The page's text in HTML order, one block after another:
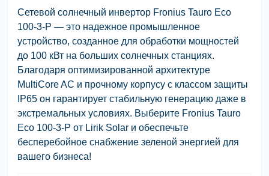
Сетевой солнечный инвертор Fronius Tauro Eco
100-3-P — это надежное промышленное
устройство, созданное для обработки мощностей
до 100 кВт на больших солнечных станциях.
Благодаря оптимизированной архитектуре
MultiCore AC и прочному корпусу с классом защиты
IP65 он гарантирует стабильную генерацию даже в
экстремальных условиях. Выберите Fronius Tauro
Eco 100-3-P от Lirik Solar и обеспечьте
бесперебойное снабжение зеленой энергией для
вашего бизнеса!